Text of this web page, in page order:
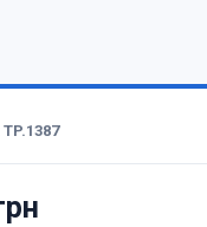
TP.1387